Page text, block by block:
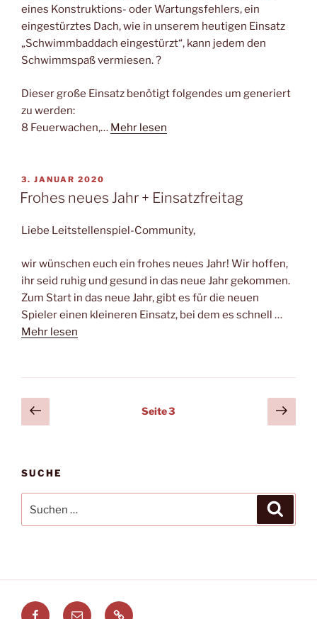
eines Konstruktions- oder Wartungsfehlers, ein
eingestürztes Dach, wie in unserem heutigen Einsatz
„Schwimmbaddach eingestürzt“, kann jedem den
Schwimmspaß vermiesen. ?
Dieser große Einsatz benötigt folgendes um generiert
zu werden:
8 Feuerwachen,… Mehr lesen
VERÖFFENTLICHT
AM
3. JANUAR 2020
Frohes neues Jahr + Einsatzfreitag
Liebe Leitstellenspiel-Community,
wir wünschen euch ein frohes neues Jahr! Wir hoffen,
ihr seid ruhig und gesund in das neue Jahr gekommen.
Zum Start in das neue Jahr, gibt es für die neuen
Spieler einen kleineren Einsatz, bei dem es schnell …
Mehr lesen
Seitennummerierung
der
Vorherige
Seite
Seite3
SUCHE
nach:
Facebook
E- Leitstellenspiel.de